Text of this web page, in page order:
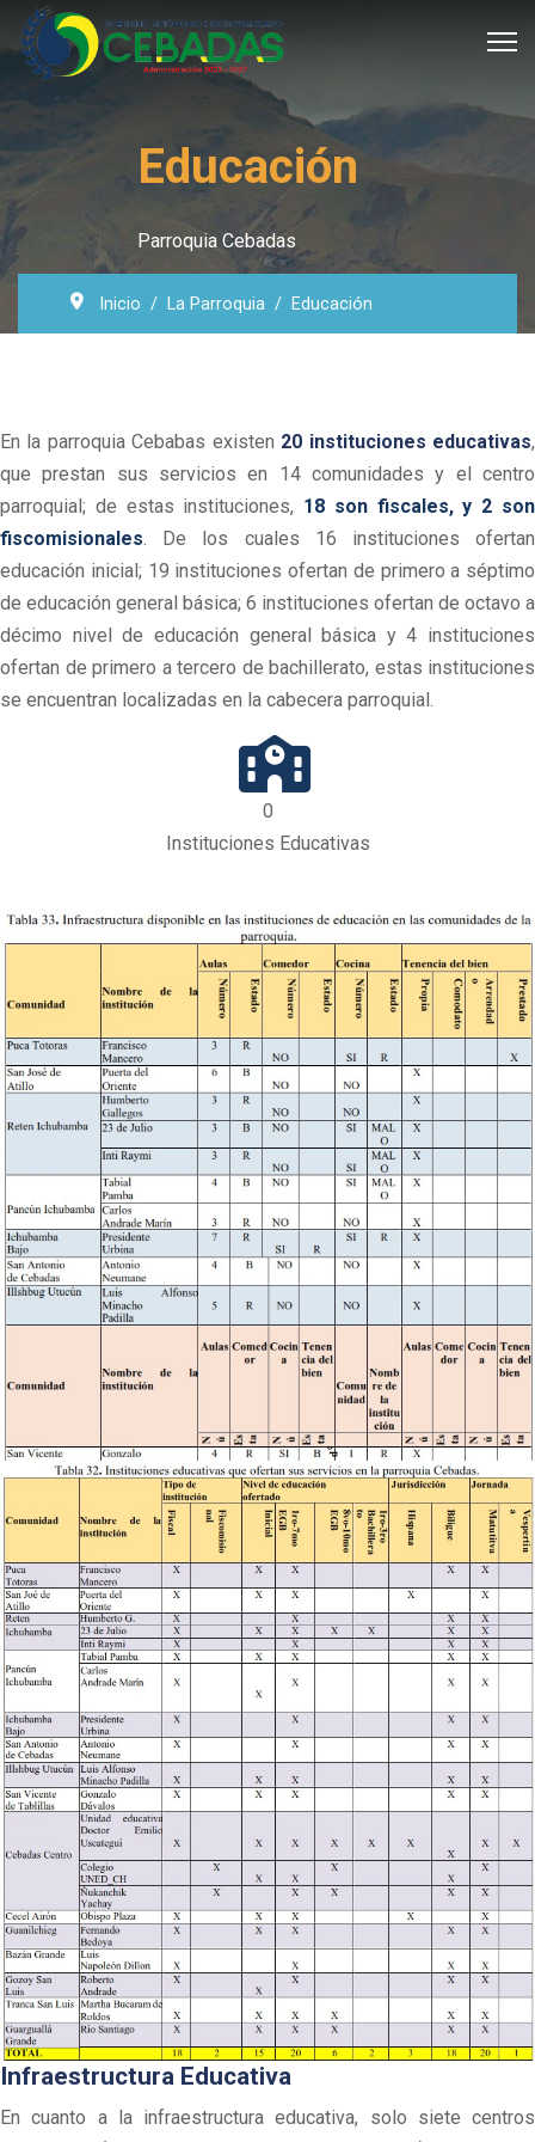
Educación
Parroquia Cebadas
Inicio La Parroquia Educación
En la parroquia Cebabas existen 20 instituciones educativas,
que prestan sus servicios en 14 comunidades y el centro
parroquial; de estas instituciones, 18 son fiscales, y 2 son
fiscomisionales. De los cuales 16 instituciones ofertan
educación inicial; 19 instituciones ofertan de primero a séptimo
de educación general básica; 6 instituciones ofertan de octavo a
décimo nivel de educación general básica y 4 instituciones
ofertan de primero a tercero de bachillerato, estas instituciones
se encuentran localizadas en la cabecera parroquial.
0
Instituciones Educativas
Infraestructura Educativa
En cuanto a la infraestructura educativa, solo siete centros